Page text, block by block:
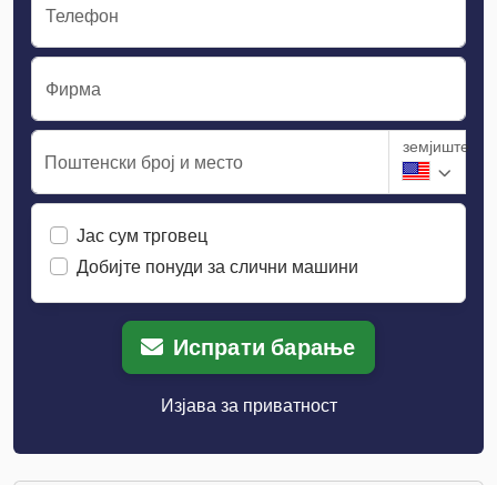
Телефон
Фирма
Поштенски број и место
земјиште
Јас сум трговец
Добијте понуди за слични машини
Испрати барање
Изјава за приватност